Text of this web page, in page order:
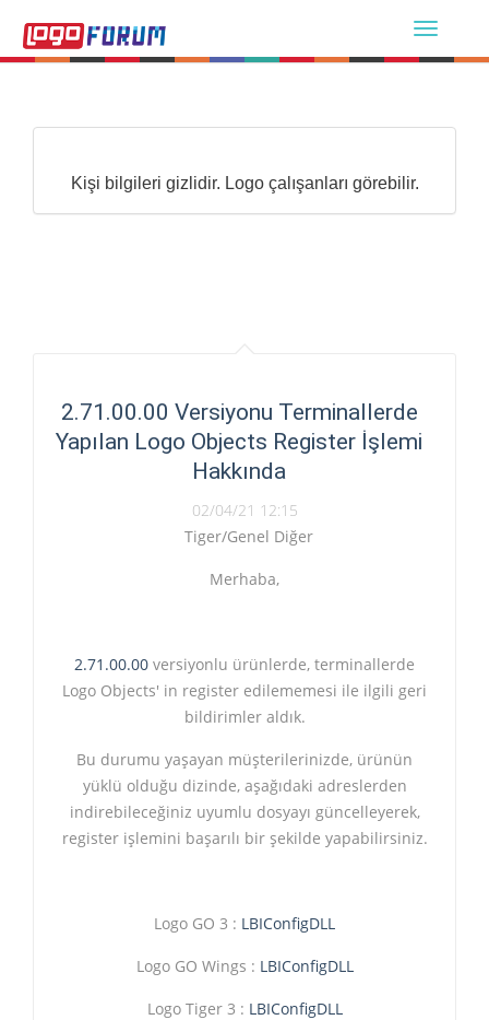
Kişi bilgileri gizlidir. Logo çalışanları görebilir.
2.71.00.00 Versiyonu Terminallerde
Yapılan Logo Objects Register İşlemi
Hakkında
02/04/21 12:15
Tiger/Genel Diğer
Merhaba,
2.71.00.00 versiyonlu ürünlerde, terminallerde
Logo Objects' in register edilememesi ile ilgili geri
bildirimler aldık.
Bu durumu yaşayan müşterilerinizde, ürünün
yüklü olduğu dizinde, aşağıdaki adreslerden
indirebileceğiniz uyumlu dosyayı güncelleyerek,
register işlemini başarılı bir şekilde yapabilirsiniz.
Logo GO 3 : LBIConfigDLL
Logo GO Wings : LBIConfigDLL
Logo Tiger 3 : LBIConfigDLL